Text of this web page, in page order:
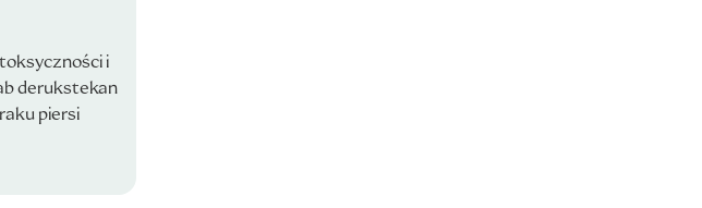
i
derukstekan
piersi